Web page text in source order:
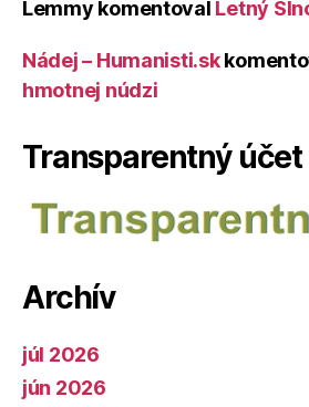
Lemmy komentoval Letný
Nádej – Humanisti.sk
hmotnej núdzi
Transparentný účet
Archív
júl 2026
jún 2026